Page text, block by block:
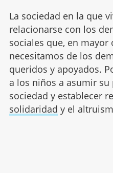
La sociedad en la que
relacionarse con los
sociales que, en
necesitamos de los
queridos y apoyados.
a los niños a asumir
sociedad y establecer
solidaridad y el